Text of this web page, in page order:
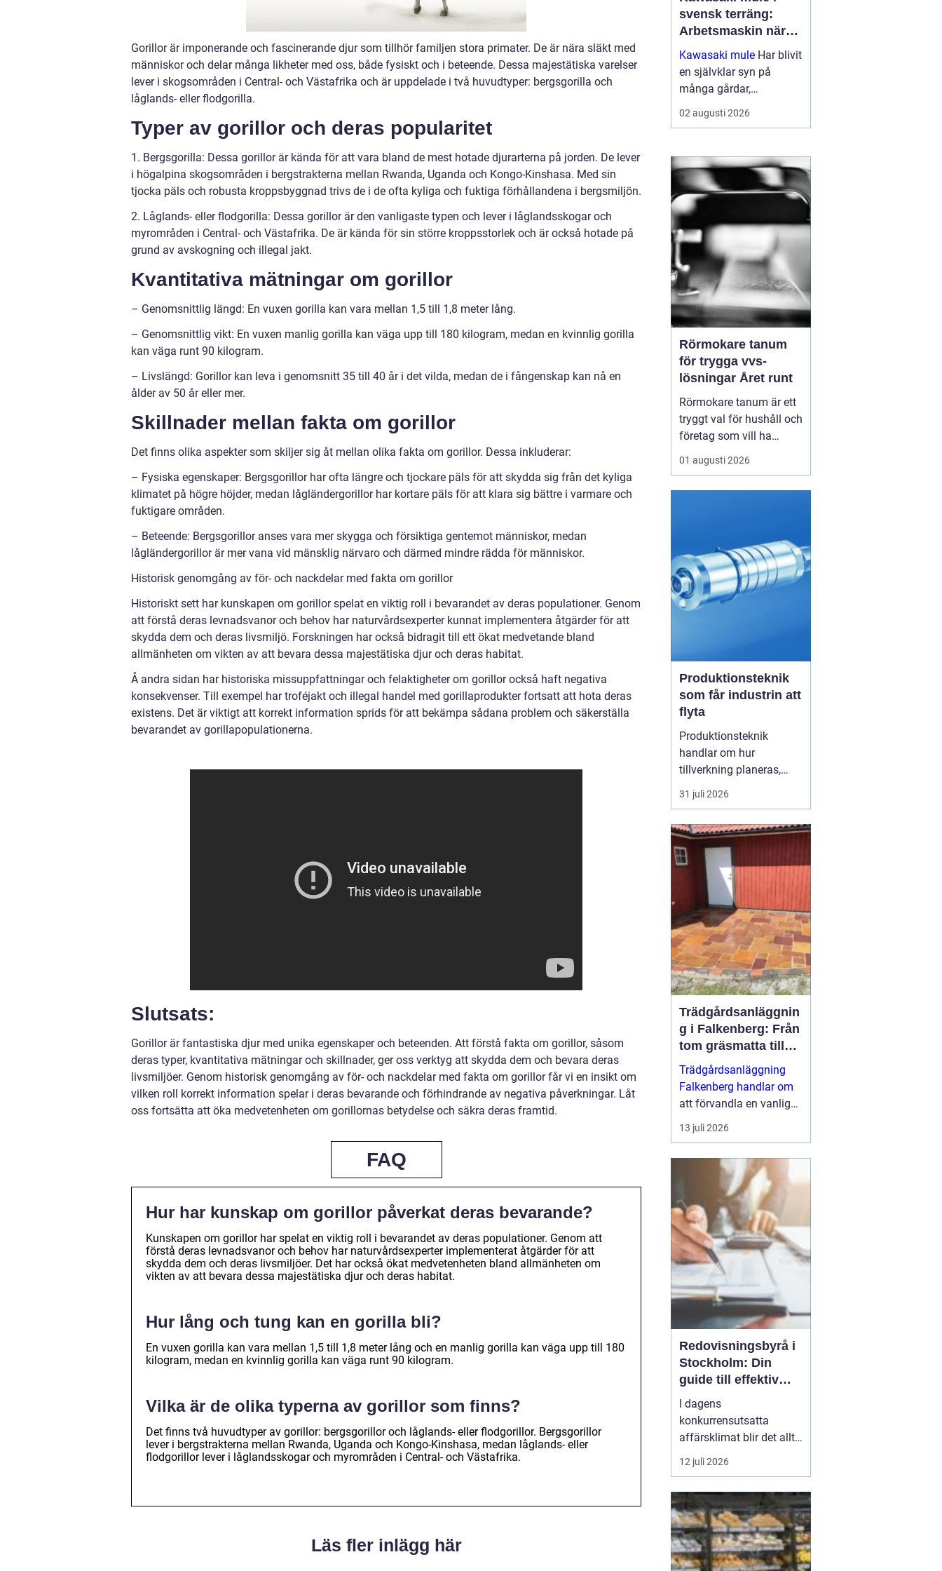
Gorillor är imponerande och fascinerande djur som tillhör familjen stora primater. De är nära släkt med
människor och delar många likheter med oss, både fysiskt och i beteende. Dessa majestätiska varelser
lever i skogsområden i Central- och Västafrika och är uppdelade i två huvudtyper: bergsgorilla och
låglands- eller flodgorilla.
Typer av gorillor och deras popularitet
1. Bergsgorilla: Dessa gorillor är kända för att vara bland de mest hotade djurarterna på jorden. De lever
i högalpina skogsområden i bergstrakterna mellan Rwanda, Uganda och Kongo-Kinshasa. Med sin
tjocka päls och robusta kroppsbyggnad trivs de i de ofta kyliga och fuktiga förhållandena i bergsmiljön.
2. Låglands- eller flodgorilla: Dessa gorillor är den vanligaste typen och lever i låglandsskogar och
myrområden i Central- och Västafrika. De är kända för sin större kroppsstorlek och är också hotade på
grund av avskogning och illegal jakt.
Kvantitativa mätningar om gorillor
– Genomsnittlig längd: En vuxen gorilla kan vara mellan 1,5 till 1,8 meter lång.
– Genomsnittlig vikt: En vuxen manlig gorilla kan väga upp till 180 kilogram, medan en kvinnlig gorilla
kan väga runt 90 kilogram.
– Livslängd: Gorillor kan leva i genomsnitt 35 till 40 år i det vilda, medan de i fångenskap kan nå en
ålder av 50 år eller mer.
Skillnader mellan fakta om gorillor
Det finns olika aspekter som skiljer sig åt mellan olika fakta om gorillor. Dessa inkluderar:
– Fysiska egenskaper: Bergsgorillor har ofta längre och tjockare päls för att skydda sig från det kyliga
klimatet på högre höjder, medan lågländergorillor har kortare päls för att klara sig bättre i varmare och
fuktigare områden.
– Beteende: Bergsgorillor anses vara mer skygga och försiktiga gentemot människor, medan
lågländergorillor är mer vana vid mänsklig närvaro och därmed mindre rädda för människor.
Historisk genomgång av för- och nackdelar med fakta om gorillor
Historiskt sett har kunskapen om gorillor spelat en viktig roll i bevarandet av deras populationer. Genom
att förstå deras levnadsvanor och behov har naturvårdsexperter kunnat implementera åtgärder för att
skydda dem och deras livsmiljö. Forskningen har också bidragit till ett ökat medvetande bland
allmänheten om vikten av att bevara dessa majestätiska djur och deras habitat.
Å andra sidan har historiska missuppfattningar och felaktigheter om gorillor också haft negativa
konsekvenser. Till exempel har troféjakt och illegal handel med gorillaprodukter fortsatt att hota deras
existens. Det är viktigt att korrekt information sprids för att bekämpa sådana problem och säkerställa
bevarandet av gorillapopulationerna.
Slutsats:
Gorillor är fantastiska djur med unika egenskaper och beteenden. Att förstå fakta om gorillor, såsom
deras typer, kvantitativa mätningar och skillnader, ger oss verktyg att skydda dem och bevara deras
livsmiljöer. Genom historisk genomgång av för- och nackdelar med fakta om gorillor får vi en insikt om
vilken roll korrekt information spelar i deras bevarande och förhindrande av negativa påverkningar. Låt
oss fortsätta att öka medvetenheten om gorillornas betydelse och säkra deras framtid.
FAQ
Hur har kunskap om gorillor påverkat deras bevarande?
Kunskapen om gorillor har spelat en viktig roll i bevarandet av deras populationer. Genom att
förstå deras levnadsvanor och behov har naturvårdsexperter implementerat åtgärder för att
skydda dem och deras livsmiljöer. Det har också ökat medvetenheten bland allmänheten om
vikten av att bevara dessa majestätiska djur och deras habitat.
Hur lång och tung kan en gorilla bli?
En vuxen gorilla kan vara mellan 1,5 till 1,8 meter lång och en manlig gorilla kan väga upp till 180
kilogram, medan en kvinnlig gorilla kan väga runt 90 kilogram.
Vilka är de olika typerna av gorillor som finns?
Det finns två huvudtyper av gorillor: bergsgorillor och låglands- eller flodgorillor. Bergsgorillor
lever i bergstrakterna mellan Rwanda, Uganda och Kongo-Kinshasa, medan låglands- eller
flodgorillor lever i låglandsskogar och myrområden i Central- och Västafrika.
Läs fler inlägg här
svensk terräng:
Arbetsmaskin när
det verkligen gäller
Kawasaki mule Har blivit
en självklar syn på
många gårdar,
entreprenadarbeten och
jaktmarker runt om i
kombinerar ege...
02 augusti 2026
Rörmokare tanum
för trygga vvs-
lösningar Året runt
Rörmokare tanum är ett
tryggt val för hushåll och
företag som vill ha
säkra, hållbara och
professionella vvs-
renoveringar och
energisnåla
uppvärmningssystem.
Rätt ...
01 augusti 2026
Produktionsteknik
som får industrin att
flyta
Produktionsteknik
handlar om hur
tillverkning planeras,
organiseras och
genomförs i praktiken.
samspelet mellan
maskiner, människor,
material och styrsystem.
När dessa delar fungerar
tillsammans minskar
spill, driftstopp och
kostnader...
31 juli 2026
Trädgårdsanläggnin
g i Falkenberg: Från
tom gräsmatta till
genomtänkt helhet
Trädgårdsanläggning
Falkenberg handlar om
att förvandla en vanlig
tomt till en fungerande,
vacker och hållbar
många &ari...
13 juli 2026
Redovisningsbyrå i
Stockholm: Din
guide till effektiv
redovisning i
Stockholm
I dagens
konkurrensutsatta
affärsklimat blir det allt
viktigare att ha en
redovisningsbyrå i
bara kan sköta den
traditionella bokföringen,
utan också kan erbjuda
mervärde genom
12 juli 2026